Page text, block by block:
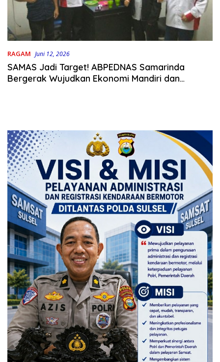
RAGAM Juni 12, 2026
SAMAS Jadi Target! ABPEDNAS Samarinda
Bergerak Wujudkan Ekonomi Mandiri dan